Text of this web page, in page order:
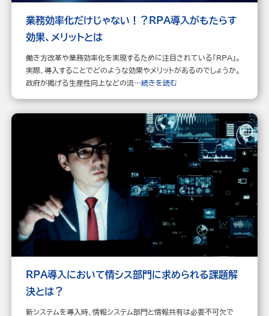
業務効率化だけじゃない！？RPA導入がもたらす
効果、メリットとは
働き方改革や業務効率化を実現するために注目されている「RPA」。
実際、導入することでどのような効果やメリットがあるのでしょうか。
政府が掲げる生産性向上などの流…続きを読む
RPA導入において情シス部門に求められる課題解
決とは？
新システムを導入時、情報システム部門と情報共有は必要不可欠で